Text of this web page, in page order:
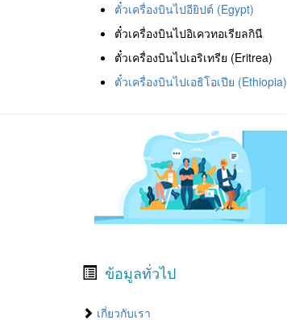
ตั๋วเครื่องบินไปอียิปต์ (Egypt)
ตั๋วเครื่องบินไปอิเควทอเรียลกินี
ตั๋วเครื่องบินไปเอริเทรีย (Eritrea)
ตั๋วเครื่องบินไปเอธิโอเปีย (Ethiopia)
ข้อมูลทั่วไป
เกี่ยวกับเรา